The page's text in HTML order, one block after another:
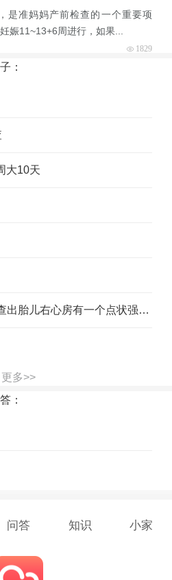
是准妈妈产前检查的一个重要项
娠11~13+6周进行，如果...
1829
：
大10天
21周多彩超大排畸，检查出胎儿右心房有一个点状强回音，怎么办
更多>>
：
问答 知识 小家